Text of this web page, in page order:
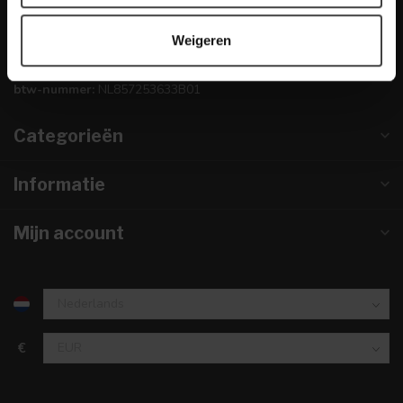
Weigeren
KVK nummer:67984495
btw-nummer: NL857253633B01
Categorieën
Informatie
Mijn account
€